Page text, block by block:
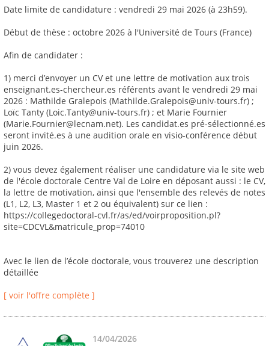
Date limite de candidature : vendredi 29 mai 2026 (à 23h59).
Début de thèse : octobre 2026 à l'Université de Tours (France)
Afin de candidater :
1) merci d’envoyer un CV et une lettre de motivation aux trois
enseignant.es-chercheur.es référents avant le vendredi 29 mai
2026 : Mathilde Gralepois (Mathilde.Gralepois@univ-tours.fr) ;
Loïc Tanty (Loic.Tanty@univ-tours.fr) ; et Marie Fournier
(Marie.Fournier@lecnam.net). Les candidat.es pré-sélectionné.es
seront invité.es à une audition orale en visio-conférence début
juin 2026.
2) vous devez également réaliser une candidature via le site web
de l'école doctorale Centre Val de Loire en déposant aussi : le CV,
la lettre de motivation, ainsi que l'ensemble des relevés de notes
(L1, L2, L3, Master 1 et 2 ou équivalent) sur ce lien :
https://collegedoctoral-cvl.fr/as/ed/voirproposition.pl?
site=CDCVL&matricule_prop=74010
Avec le lien de l’école doctorale, vous trouverez une description
détaillée
[ voir l'offre complète ]
14/04/2026